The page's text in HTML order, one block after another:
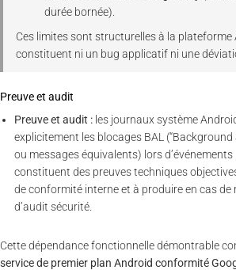
durée bornée).
Ces limites sont structurelles à la plateforme
constituent ni un bug applicatif ni une
Preuve et audit
Preuve et audit : les journaux système
explicitement les blocages BAL
ou messages équivalents) lors d’événements
constituent des preuves techniques
de conformité interne et à produire en cas de
d’audit sécurité.
Cette dépendance fonctionnelle démontrable
service de premier plan Android conformité